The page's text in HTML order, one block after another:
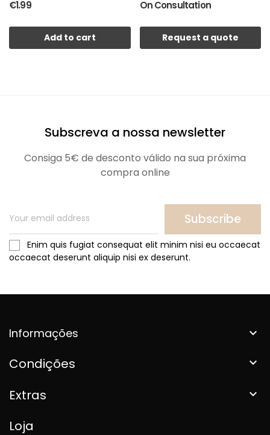
€1.99
Add to cart
On Consultation
Request a quote
Subscreva a nossa newsletter
Consiga 5€ de desconto válido na sua próxima
compra online
Subscribe
Enim quis fugiat consequat elit minim nisi eu occaecat
occaecat deserunt aliquip nisi ex deserunt.
Informações 
Condições 
Extras 
Loja